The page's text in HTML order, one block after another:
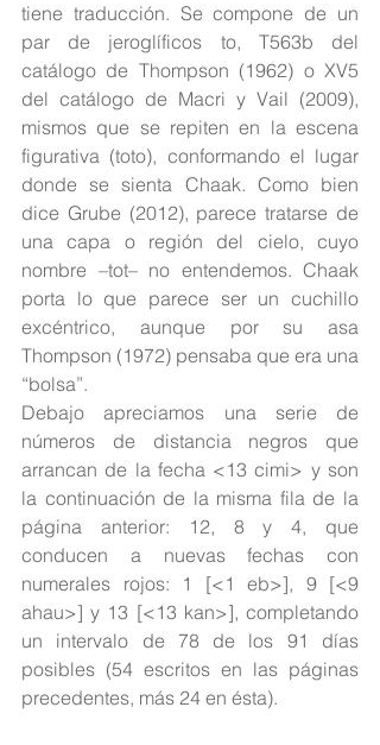
tiene traducción. Se compone de un
par de jeroglíficos to, T563b del
catálogo de Thompson (1962) o XV5
del catálogo de Macri y Vail (2009),
mismos que se repiten en la escena
figurativa (toto), conformando el lugar
donde se sienta Chaak. Como bien
dice Grube (2012), parece tratarse de
una capa o región del cielo, cuyo
nombre –tot– no entendemos. Chaak
porta lo que parece ser un cuchillo
excéntrico, aunque por su asa
Thompson (1972) pensaba que era una
“bolsa”.
Debajo apreciamos una serie de
números de distancia negros que
arrancan de la fecha <13 cimi> y son
la continuación de la misma fila de la
página anterior: 12, 8 y 4, que
conducen a nuevas fechas con
numerales rojos: 1 [<1 eb>], 9 [<9
ahau>] y 13 [<13 kan>], completando
un intervalo de 78 de los 91 días
posibles (54 escritos en las páginas
precedentes, más 24 en ésta).